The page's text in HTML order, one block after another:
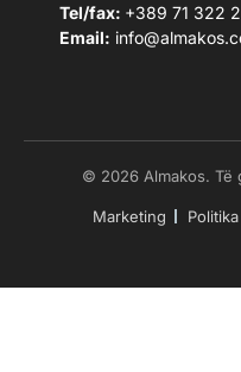
Tel/fax: +389 71 322
Email:
© 2026 Almakos. Të
Marketing